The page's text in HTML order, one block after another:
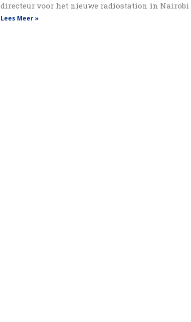
directeur voor het nieuwe radiostation in Nairobi
Lees Meer »